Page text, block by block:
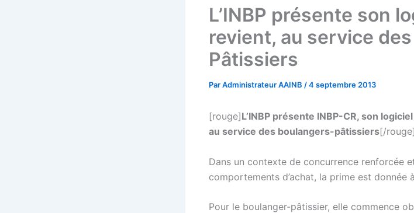
L’INBP présente son
revient, au service
Pâtissiers
ParAdministrateur AAINB /4 septembre 2013
[rouge]L’INBP présente INBP-CR, son
au service des boulangers-pâtissiers[/rouge]
Dans un contexte de concurrence renforcée
comportements d’achat, la prime est donnée
Pour le boulanger-pâtissier, elle commence